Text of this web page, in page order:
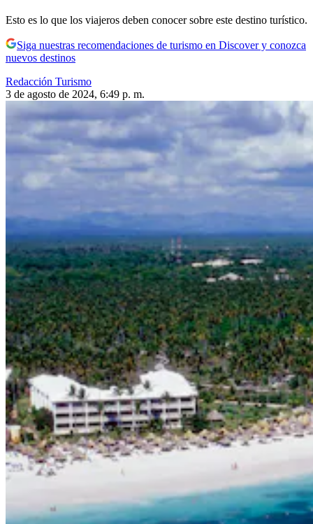
Esto es lo que los viajeros deben conocer sobre este destino turístico.
Siga nuestras recomendaciones de turismo en Discover y conozca
nuevos destinos
Redacción Turismo
3 de agosto de 2024, 6:49 p. m.